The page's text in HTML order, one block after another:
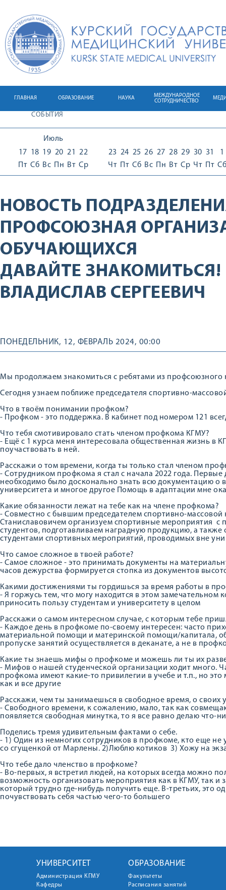
ГЛАВНАЯ ОБРАЗОВАНИЕ НАУКА
МЕЖДУНАРОДНОЕ
СОТРУДНИЧЕСТВО
СОБЫТИЯ
Июль
17
Пт
18
Сб
19
Вс
20
Пн
21
Вт
22
Ср
23
Чт
24
Пт
25
Сб
26
Вс
27
Пн
28
Вт
29
Ср
30
Чт
31
Пт
1
Сб
НОВОСТЬ
ПРОФСОЮЗНАЯ
ОБУЧАЮЩИХСЯ
ДАВАЙТЕ
ВЛАДИСЛАВ СЕРГЕЕВИЧ
ПОНЕДЕЛЬНИК, 12, ФЕВРАЛЬ 2024, 00:00
Мы продолжаем знакомиться с ребятами из профсоюзного
Сегодня узнаем поближе председателя спортивно-
Что в твоём понимании профком?
- Профком - это поддержка. В кабинет под номером 121
Что тебя смотивировало стать членом профкома КГМУ?
- Ещё с 1 курса меня интересовала общественная жизнь в
поучаствовать в ней.
Расскажи о том времени, когда ты только стал членом
- Сотрудником профкома я стал с начала 2022 года.
необходимо было досконально знать всю документацию о
университета и многое другое Помощь в адаптации мне
Какие обязанности лежат на тебе как на члене профкома?
- Совместно с бывшим председателем спортивно-
Станиславовичем организуем спортивные мероприятия с
студентов, подготавливаем наградную продукцию, а
студентами спортивных мероприятий, проводимых вне
Что самое сложное в твоей работе?
- Самое сложное - это принимать документы на
часов дежурства формируется стопка из документов
Какими достижениями ты гордишься за время работы в
- Я горжусь тем, что могу находится в этом замечательном
приносить пользу студентам и университету в целом
Расскажи о самом интересном случае, с которым тебе
- Каждое день в профкоме по-своему интересен: часто
материальной помощи и материнской помощи/капитала,
пропуске занятий осуществляется в деканате, а не в
Какие ты знаешь мифы о профкоме и можешь ли ты их
- Мифов о нашей студенческой организации ходит много.
профкома имеют какие-то привилегии в учебе и т.п., но
как и все другие
Расскажи, чем ты занимаешься в свободное время, о своих
- Свободного времени, к сожалению, мало, так как
появляется свободная минутка, то я все равно делаю
Поделись тремя удивительным фактами о себе.
- 1) Один из немногих сотрудников в профкоме, кто еще не
со сгущенкой от Марлены. 2)Люблю котиков 3) Хожу на
Что тебе дало членство в профкоме?
- Во-первых, я встретил людей, на которых всегда можно
возможность организовать мероприятия как в КГМУ, так и
который трудно где-нибудь получить еще. В-третьих, это
почувствовать себя частью чего-то большего
УНИВЕРСИТЕТ
Администрация КГМУ
Кафедры
ОБРАЗОВАНИЕ
Факультеты
Расписания занятий